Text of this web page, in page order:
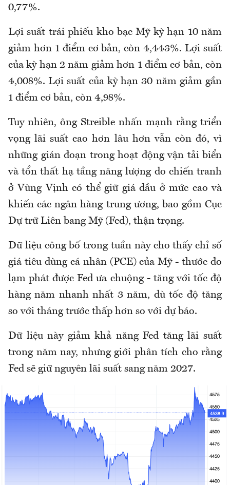
0,77%.
Lợi suất trái phiếu kho bạc Mỹ kỳ hạn 10 năm
giảm hơn 1 điểm cơ bản, còn 4,443%. Lợi suất
của kỳ hạn 2 năm giảm hơn 1 điểm cơ bản, còn
4,008%. Lợi suất của kỳ hạn 30 năm giảm gần
1 điểm cơ bản, còn 4,98%.
Tuy nhiên, ông Streible nhấn mạnh rằng triển
vọng lãi suất cao hơn lâu hơn vẫn còn đó, vì
những gián đoạn trong hoạt động vận tải biển
và tổn thất hạ tầng năng lượng do chiến tranh
ở Vùng Vịnh có thể giữ giá dầu ở mức cao và
khiến các ngân hàng trung ương, bao gồm Cục
Dự trữ Liên bang Mỹ (Fed), thận trọng.
Dữ liệu công bố trong tuần này cho thấy chỉ số
giá tiêu dùng cá nhân (PCE) của Mỹ - thước đo
lạm phát được Fed ưa chuộng - tăng với tốc độ
hàng năm nhanh nhất 3 năm, dù tốc độ tăng
so với tháng trước thấp hơn so với dự báo.
Dữ liệu này giảm khả năng Fed tăng lãi suất
trong năm nay, nhưng giới phân tích cho rằng
Fed sẽ giữ nguyên lãi suất sang năm 2027.